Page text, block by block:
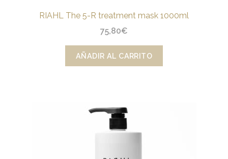
RIAHL The 5-R treatment mask 1000ml
75,80€
AÑADIR AL CARRITO